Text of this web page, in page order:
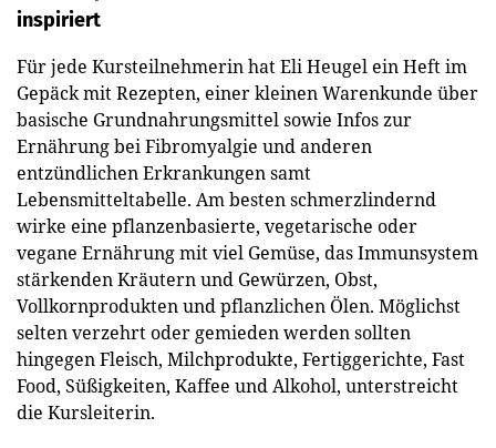
inspiriert
Für jede Kursteilnehmerin hat Eli Heugel ein Heft im
Gepäck mit Rezepten, einer kleinen Warenkunde über
basische Grundnahrungsmittel sowie Infos zur
Ernährung bei Fibromyalgie und anderen
entzündlichen Erkrankungen samt
Lebensmitteltabelle. Am besten schmerzlindernd
wirke eine pflanzenbasierte, vegetarische oder
vegane Ernährung mit viel Gemüse, das Immunsystem
stärkenden Kräutern und Gewürzen, Obst,
Vollkornprodukten und pflanzlichen Ölen. Möglichst
selten verzehrt oder gemieden werden sollten
hingegen Fleisch, Milchprodukte, Fertiggerichte, Fast
Food, Süßigkeiten, Kaffee und Alkohol, unterstreicht
die Kursleiterin.